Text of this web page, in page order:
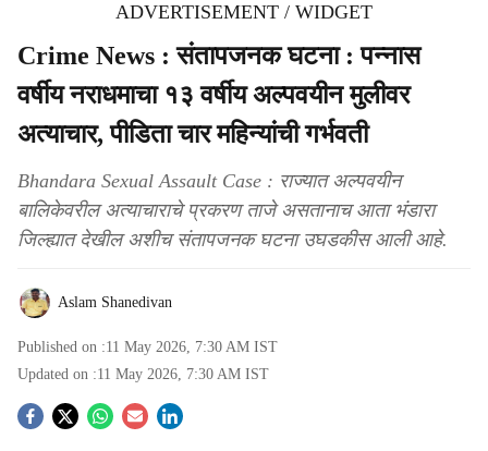
ADVERTISEMENT / WIDGET
Crime News : संतापजनक घटना : पन्नास
वर्षीय नराधमाचा १३ वर्षीय अल्पवयीन मुलीवर
अत्याचार, पीडिता चार महिन्यांची गर्भवती
Bhandara Sexual Assault Case : राज्यात अल्पवयीन
बालिकेवरील अत्याचाराचे प्रकरण ताजे असतानाच आता भंडारा
जिल्ह्यात देखील अशीच संतापजनक घटना उघडकीस आली आहे.
Aslam Shanedivan
Published on :11 May 2026, 7:30 AM IST
Updated on :11 May 2026, 7:30 AM IST
S